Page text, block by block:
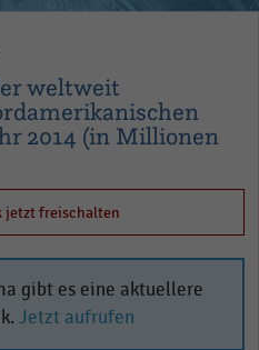
weltweit
2014 (in Millionen
jetzt freischalten
gibt es eine aktuellere
Jetzt aufrufen